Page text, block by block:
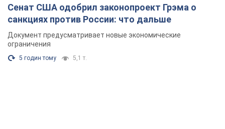
Сенат США одобрил законопроект Грэма о
санкциях против России: что дальше
Документ предусматривает новые экономические
ограничения
5 годин тому 5,1 т.